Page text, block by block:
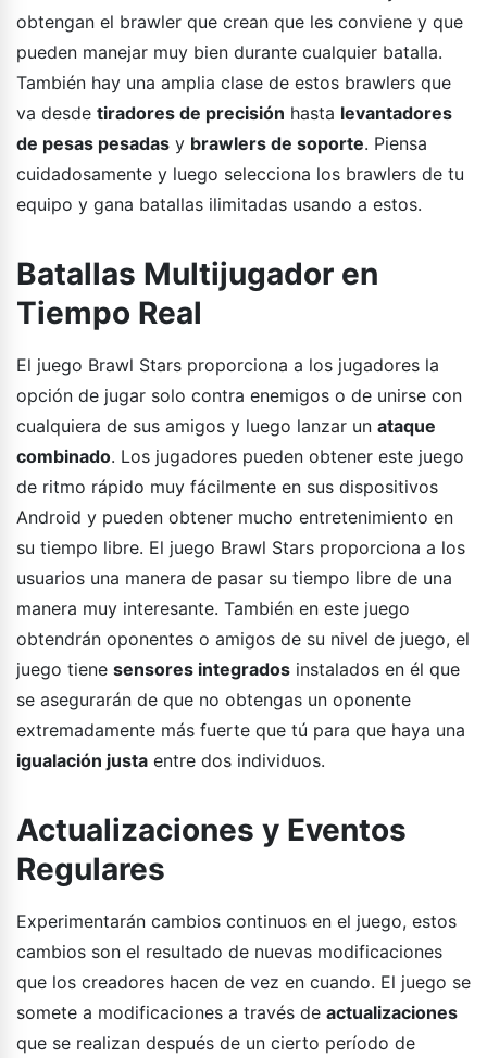
obtengan el brawler que crean que les conviene y que
pueden manejar muy bien durante cualquier batalla.
También hay una amplia clase de estos brawlers que
va desde tiradores de precisión hasta levantadores
de pesas pesadas y brawlers de soporte. Piensa
cuidadosamente y luego selecciona los brawlers de tu
equipo y gana batallas ilimitadas usando a estos.
Batallas Multijugador en
Tiempo Real
El juego Brawl Stars proporciona a los jugadores la
opción de jugar solo contra enemigos o de unirse con
cualquiera de sus amigos y luego lanzar un ataque
combinado. Los jugadores pueden obtener este juego
de ritmo rápido muy fácilmente en sus dispositivos
Android y pueden obtener mucho entretenimiento en
su tiempo libre. El juego Brawl Stars proporciona a los
usuarios una manera de pasar su tiempo libre de una
manera muy interesante. También en este juego
obtendrán oponentes o amigos de su nivel de juego, el
juego tiene sensores integrados instalados en él que
se asegurarán de que no obtengas un oponente
extremadamente más fuerte que tú para que haya una
igualación justa entre dos individuos.
Actualizaciones y Eventos
Regulares
Experimentarán cambios continuos en el juego, estos
cambios son el resultado de nuevas modificaciones
que los creadores hacen de vez en cuando. El juego se
somete a modificaciones a través de actualizaciones
que se realizan después de un cierto período de